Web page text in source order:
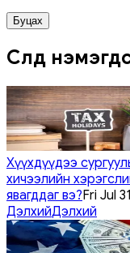
Буцах
Сүүлд
Хүүхдүүдээ
хичээлийн
явагддаг вэ?Fri Jul
ДэлхийДэлхий